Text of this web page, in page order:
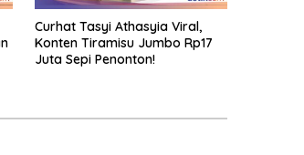
Curhat Tasyi Athasyia Viral,
Konten Tiramisu Jumbo Rp17
Juta Sepi Penonton!